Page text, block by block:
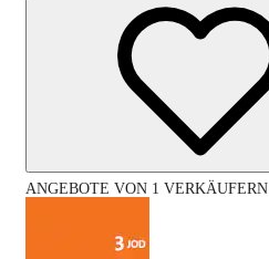
ANGEBOTE VON 1 VERKÄUFERN